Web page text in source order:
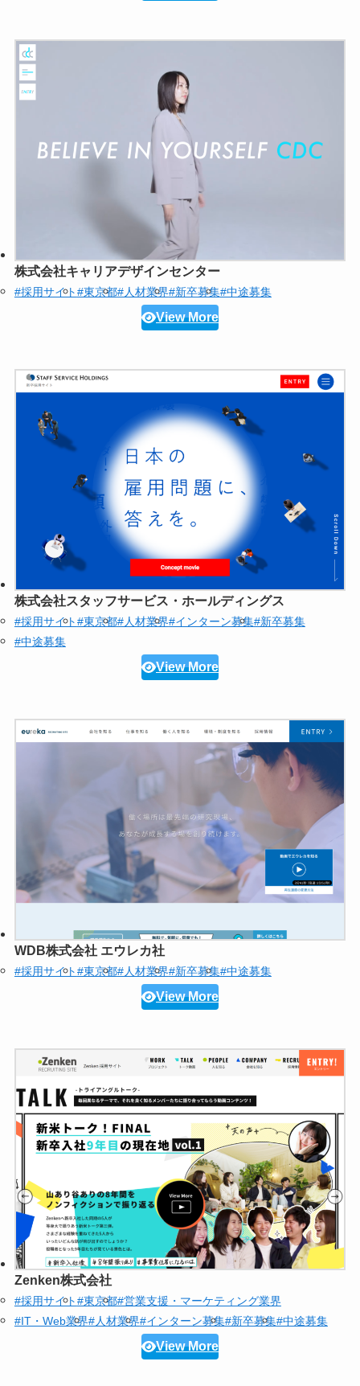
株式会社キャリアデザインセンター
#採用サイト#東京都#人材業界#新卒募集#中途募集
View More
株式会社スタッフサービス・ホールディングス
#採用サイト#東京都#人材業界#インターン募集#新卒募集
#中途募集
View More
WDB株式会社 エウレカ社
#採用サイト#東京都#人材業界#新卒募集#中途募集
View More
Zenken株式会社
#採用サイト#東京都#営業支援・マーケティング業界
#IT・Web業界#人材業界#インターン募集#新卒募集#中途募集
View More